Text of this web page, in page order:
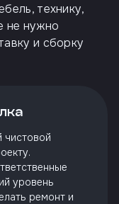
технику,
не нужно
и сборку
чистовой
уровень
ремонт и